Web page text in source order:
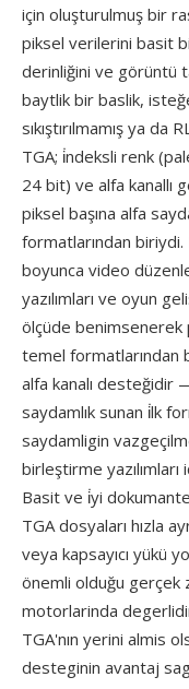
için oluşturulmuş bir
piksel verilerini basit
derinliğini ve görüntü
baytlik bir baslik,
sıkıştırılmamış ya da
TGA; i̇ndeksli renk
24 bit) ve alfa kanallı
piksel başına alfa
formatlarından
boyunca video
yazılımları ve oyun
ölçüde
temel formatlarından
alfa kanalı desteğidir
saydamlık sunan i̇lk
saydamligin
birleştirme
Basit ve i̇yi
TGA dosyaları hızla
veya kapsayıcı yükü
önemli olduğu gerçek
motorlarinda
TGA'nın yerini almis
desteginin avantaj